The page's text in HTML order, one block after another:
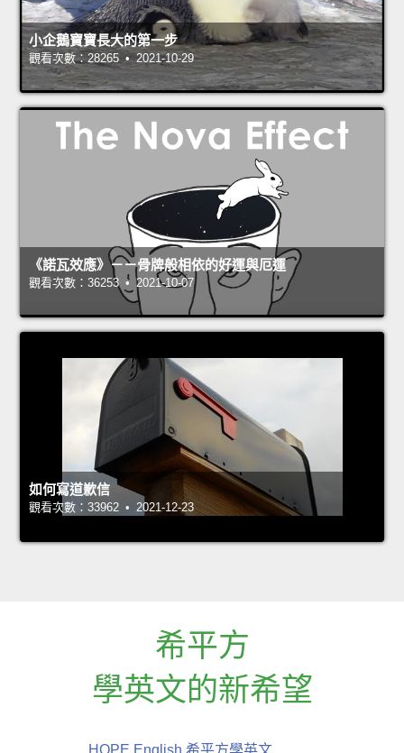
小企鵝寶寶長大的第一步
觀看次數：28265 • 2021-10-29
《諾瓦效應》－－骨牌般相依的好運與厄運
觀看次數：36253 • 2021-10-07
如何寫道歉信
觀看次數：33962 • 2021-12-23
希平方
學英文的新希望
HOPE English 希平方學英文